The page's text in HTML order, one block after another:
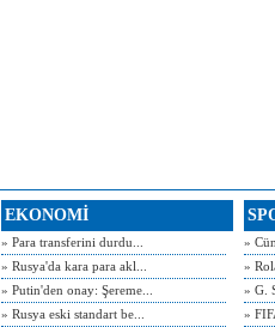
EKONOMİ
» Para transferini durdu...
» Rusya'da kara para akl...
» Putin'den onay: Şereme...
» Rusya eski standart be...
»
»
» G.
»